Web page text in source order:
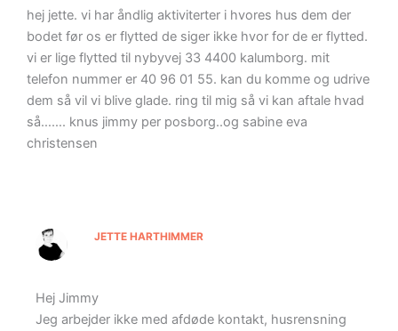
hej jette. vi har åndlig aktiviterter i hvores hus dem der
bodet før os er flytted de siger ikke hvor for de er flytted.
vi er lige flytted til nybyvej 33 4400 kalumborg. mit
telefon nummer er 40 96 01 55. kan du komme og udrive
dem så vil vi blive glade. ring til mig så vi kan aftale hvad
så……. knus jimmy per posborg..og sabine eva
christensen
JETTE HARTHIMMER
Hej Jimmy
Jeg arbejder ikke med afdøde kontakt, husrensning